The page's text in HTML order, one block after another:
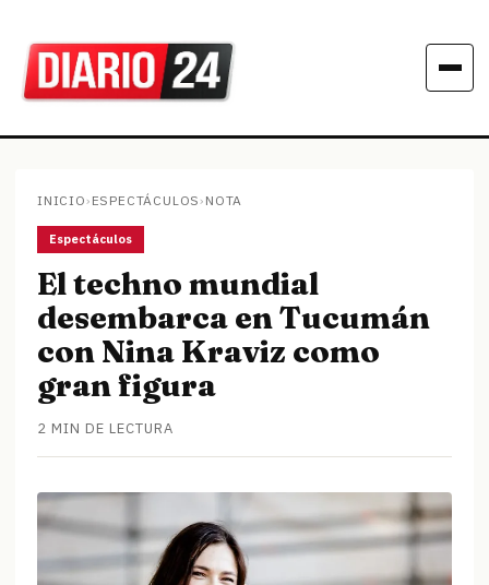
INICIO› ESPECTÁCULOS› NOTA
Espectáculos
El techno mundial
desembarca en Tucumán
con Nina Kraviz como
gran figura
2 MIN DE LECTURA